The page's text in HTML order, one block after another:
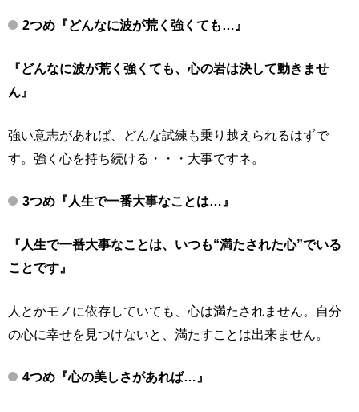
2つめ 『どんなに波が荒く強くても…』
『どんなに波が荒く強くても、心の岩は決して動きませ
ん』
強い意志があれば、どんな試練も乗り越えられるはずで
す。強く心を持ち続ける・・・大事ですネ。
3つめ 『人生で一番大事なことは…』
『人生で一番大事なことは、いつも“満たされた心”でいる
ことです』
人とかモノに依存していても、心は満たされません。自分
の心に幸せを見つけないと、満たすことは出来ません。
4つめ『心の美しさがあれば…』